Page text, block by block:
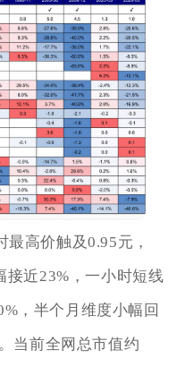
高价触及0.95元，
接近23%，一小时短线
，半个月维度小幅回
当前全网总市值约